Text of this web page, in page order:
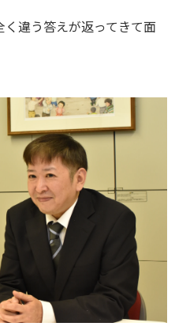
く違う答えが返ってきて面